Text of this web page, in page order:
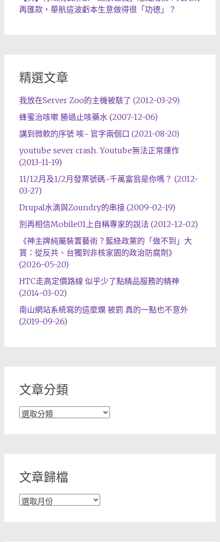
再匯款，華航這波虧本生意做得很「功德」？
精選文章
我放在Server Zoo的主機被駭了 (2012-03-29)
蜂蜜治咳嗽 勝過止咳藥水 (2007-12-06)
講到微軟的序號 唉~ 官字兩個口 (2021-08-20)
youtube sever crash. Youtube無法正常運作
(2013-11-19)
11/12月及1/2月發票號碼~千萬富翁是你嗎？ (2012-
03-27)
Drupal水滴與Zoundry的串接 (2009-02-19)
別再相信Mobile01上自稱專家的說法 (2012-12-02)
《神主牌純屬裝置藝術？藍綠政黨的「做不到」大
賞：從反共、台獨到非核家園的政治防腐劑》
(2026-05-20)
HTC走高定價路線 似乎少了點精品服務的精神
(2014-03-02)
南山網站系統寫的這麼爛 被罰 真的一點也不意外
(2019-09-26)
文章分類
文
文章歸檔
文